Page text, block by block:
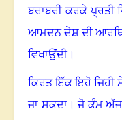
ਬਰਾਬਰੀ ਕਰਕੇ
ਆਮਦਨ ਦੇਸ਼ ਦੀ
ਵਿਖਾਉਂਦੀ।
ਕਿਰਤ ਇੱਕ ਇਹੋ ਜਿਹੀ
ਜਾ ਸਕਦਾ। ਜੋ ਕੰਮ ਅੱਜ